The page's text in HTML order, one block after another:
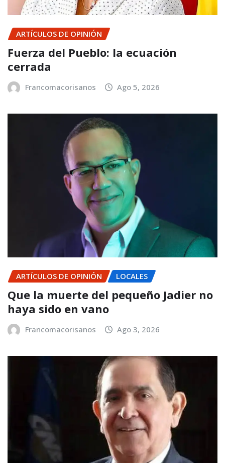
ARTÍCULOS DE OPINIÓN
Fuerza del Pueblo: la ecuación
cerrada
Francomacorisanos Ago 5, 2026
ARTÍCULOS DE OPINIÓN LOCALES
Que la muerte del pequeño Jadier no
haya sido en vano
Francomacorisanos Ago 3, 2026